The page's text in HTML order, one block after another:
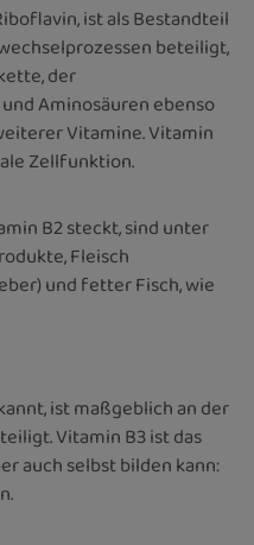
ist als Bestandteil
beteiligt,
der
Aminosäuren ebenso
Vitamine. Vitamin
Zellfunktion.
B2 steckt, sind unter
Fleisch
und fetter Fisch, wie
ist maßgeblich an der
Vitamin B3 ist das
auch selbst bilden kann: